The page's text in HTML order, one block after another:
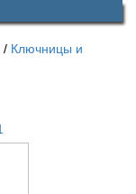
Ключницы и